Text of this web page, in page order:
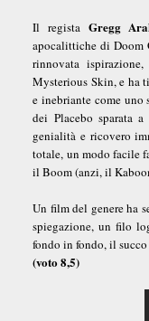
Il regista Gregg
apocalittiche di Doom
rinnovata
Mysterious Skin, e ha
e inebriante come
dei Placebo sparata
genialità e ricovero
totale, un modo facile
il Boom (anzi, il
Un film del genere ha
spiegazione, un filo
fondo in fondo, il
(voto 8,5)